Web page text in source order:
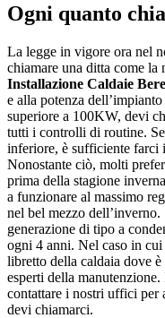
Ogni quanto
La legge in vigore ora nel
chiamare una ditta come la
Installazione Caldaie
e alla potenza
superiore a 100KW, devi
tutti i controlli di routine.
inferiore, è sufficiente farci
Nonostante ciò, molti
prima della stagione
a funzionare al massimo
nel bel mezzo
generazione di tipo a
ogni 4 anni. Nel caso in
libretto della caldaia dove
esperti della
contattare i nostri uffici per
devi chiamarci.